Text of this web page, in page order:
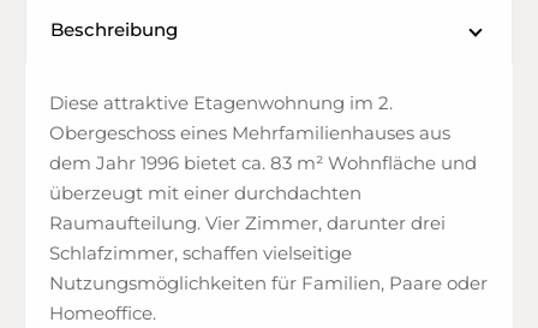
Beschreibung
Diese attraktive Etagenwohnung im 2.
Obergeschoss eines Mehrfamilienhauses aus
dem Jahr 1996 bietet ca. 83 m² Wohnfläche und
überzeugt mit einer durchdachten
Raumaufteilung. Vier Zimmer, darunter drei
Schlafzimmer, schaffen vielseitige
Nutzungsmöglichkeiten für Familien, Paare oder
Homeoffice.